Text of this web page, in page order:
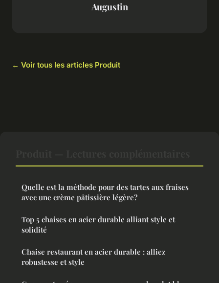
Augustin
← Voir tous les articles Produit
Quelle est la méthode pour des tartes aux fraises
avec une crème pâtissière légère?
Top 5 chaises en acier durable alliant style et
solidité
Chaise restaurant en acier durable : alliez
robustesse et style